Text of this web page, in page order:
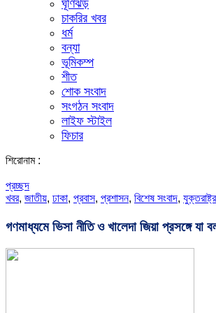
ঘূর্ণিঝড়
চাকরির খবর
ধর্ম
বন্যা
ভূমিকম্প
শীত
শোক সংবাদ
সংগঠন সংবাদ
লাইফ স্টাইল
ফিচার
শিরোনাম :
প্রচ্ছদ
খবর, জাতীয়, ঢাকা, প্রবাস, প্রশাসন, বিশেষ সংবাদ, যুক্তরাষ্ট্র
গণমাধ্যমে ভিসা নীতি ও খালেদা জিয়া প্রসঙ্গে যা